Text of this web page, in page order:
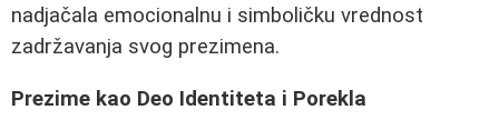
nadjačala emocionalnu i simboličku vrednost
zadržavanja svog prezimena.
Prezime kao Deo Identiteta i Porekla